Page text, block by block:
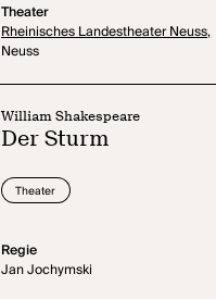
Theater
Rheinisches Landestheater Neuss,
Neuss
William Shakespeare
Der Sturm
Theater
Regie
Jan Jochymski